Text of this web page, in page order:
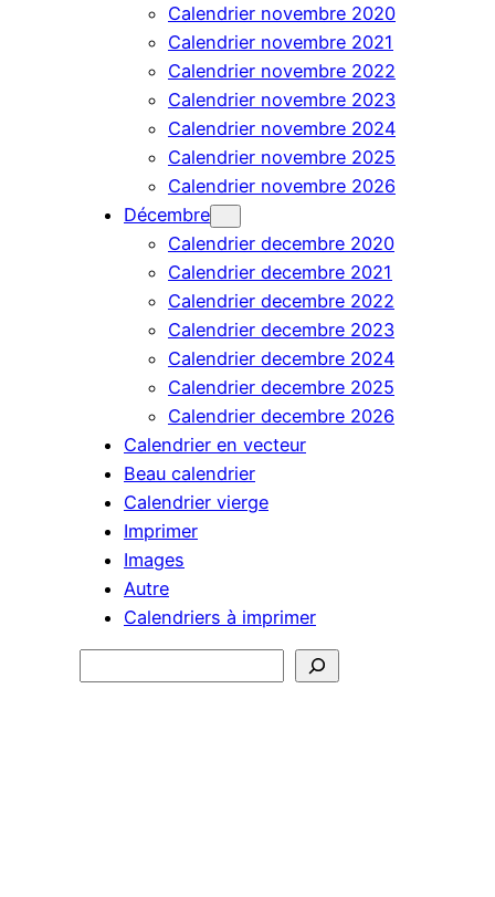
Calendrier novembre 2020
Calendrier novembre 2021
Calendrier novembre 2022
Calendrier novembre 2023
Calendrier novembre 2024
Calendrier novembre 2025
Calendrier novembre 2026
Décembre
Calendrier decembre 2020
Calendrier decembre 2021
Calendrier decembre 2022
Calendrier decembre 2023
Calendrier decembre 2024
Calendrier decembre 2025
Calendrier decembre 2026
Calendrier en vecteur
Beau calendrier
Calendrier vierge
Imprimer
Images
Autre
Calendriers à imprimer